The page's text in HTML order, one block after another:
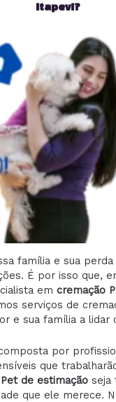
Itapevi?
família e sua perda
É por isso que,
emcremação
serviços de
e sua família a lidar
por
que
Pet de estimação seja
que ele merece.